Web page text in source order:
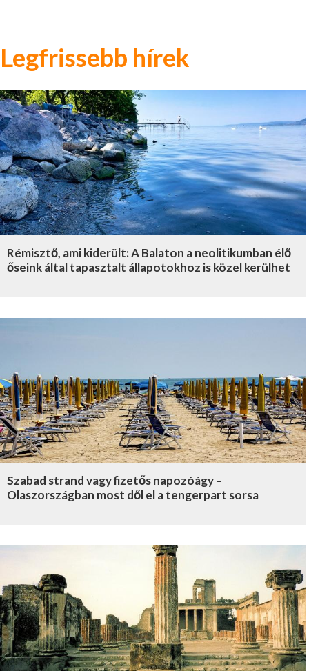
Legfrissebb hírek
Rémisztő, ami kiderült: A Balaton a neolitikumban élő
őseink által tapasztalt állapotokhoz is közel kerülhet
Szabad strand vagy fizetős napozóágy –
Olaszországban most dől el a tengerpart sorsa